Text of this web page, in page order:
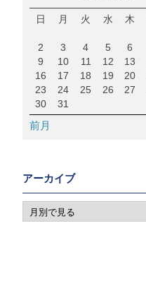
日 月 火 水 木
2
3 4 5 6
9
10 11 12 13
16
17 18 19 20
23
24 25 26 27
30
31
前月
アーカイブ